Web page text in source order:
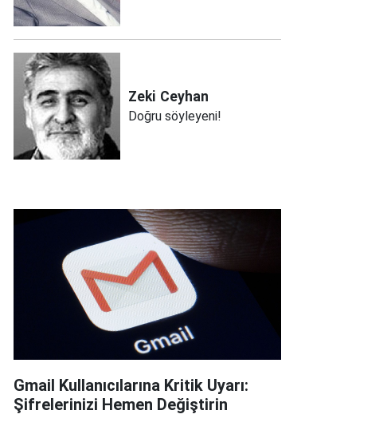
Zeki Ceyhan
Doğru söyleyeni!
Gmail Kullanıcılarına Kritik Uyarı:
Şifrelerinizi Hemen Değiştirin